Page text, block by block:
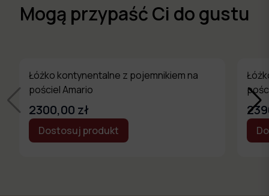
Mogą przypaść Ci do gustu
Łóżko kontynentalne z pojemnikiem na
pościel Amario
2300,00 zł
Dostosuj produkt